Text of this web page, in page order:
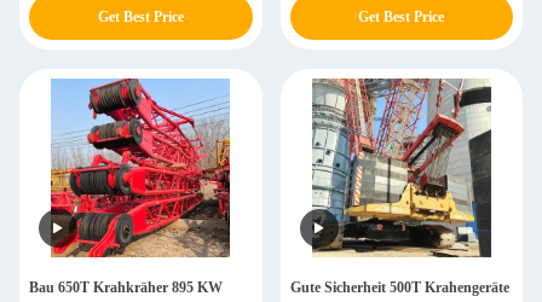
Get Best Price Get Best Price
Bau 650T Krahkräher 895 KW
Gute Sicherheit 500T Krahengeräte